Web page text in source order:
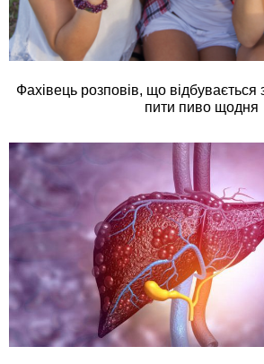
Фахівець розповів, що відбувається
пити пиво щодня